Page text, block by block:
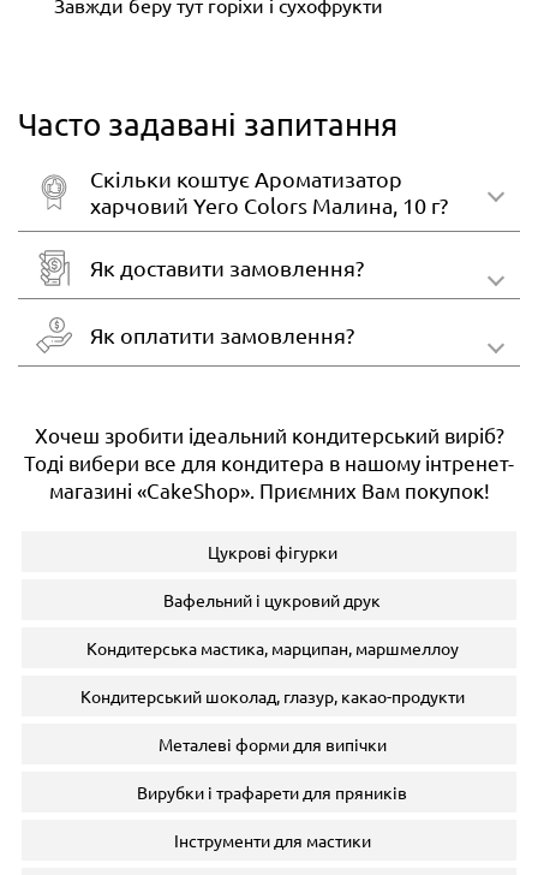
Часто задавані запитання
Скільки коштує Ароматизатор
харчовий Yero Colors Малина, 10 г?
Як доставити замовлення?
Як оплатити замовлення?
Хочеш зробити ідеальний кондитерський виріб?
Тоді вибери все для кондитера в нашому інтренет-
магазині «CakeShop». Приємних Вам покупок!
Цукрові фігурки
Вафельний і цукровий друк
Кондитерська мастика, марципан, маршмеллоу
Кондитерський шоколад, глазур, какао-продукти
Металеві форми для випічки
Вирубки і трафарети для пряників
Інструменти для мастики